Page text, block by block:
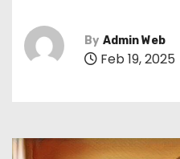
By Admin Web
Feb 19, 2025